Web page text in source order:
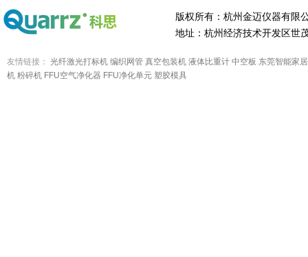
版权所有：杭州金迈仪器有限
地址：杭州经济技术开发区世
友情链接： 光纤激光打标机 编织网管 真空包装机 液体比重计 中空板 东莞智能家居
机 粉碎机 FFU空气净化器 FFU净化单元 塑胶模具